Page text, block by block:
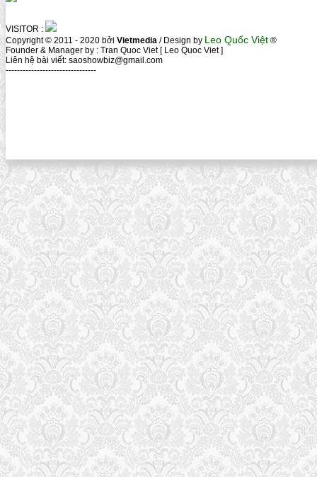
VISITOR :
Copyright © 2011 - 2020 bởi Vietmedia / Design by Leo Quốc Việt ®
Founder & Manager by : Tran Quoc Viet [ Leo Quoc Viet ]
Liên hệ bài viết: saoshowbiz@gmail.com
--------------------------------